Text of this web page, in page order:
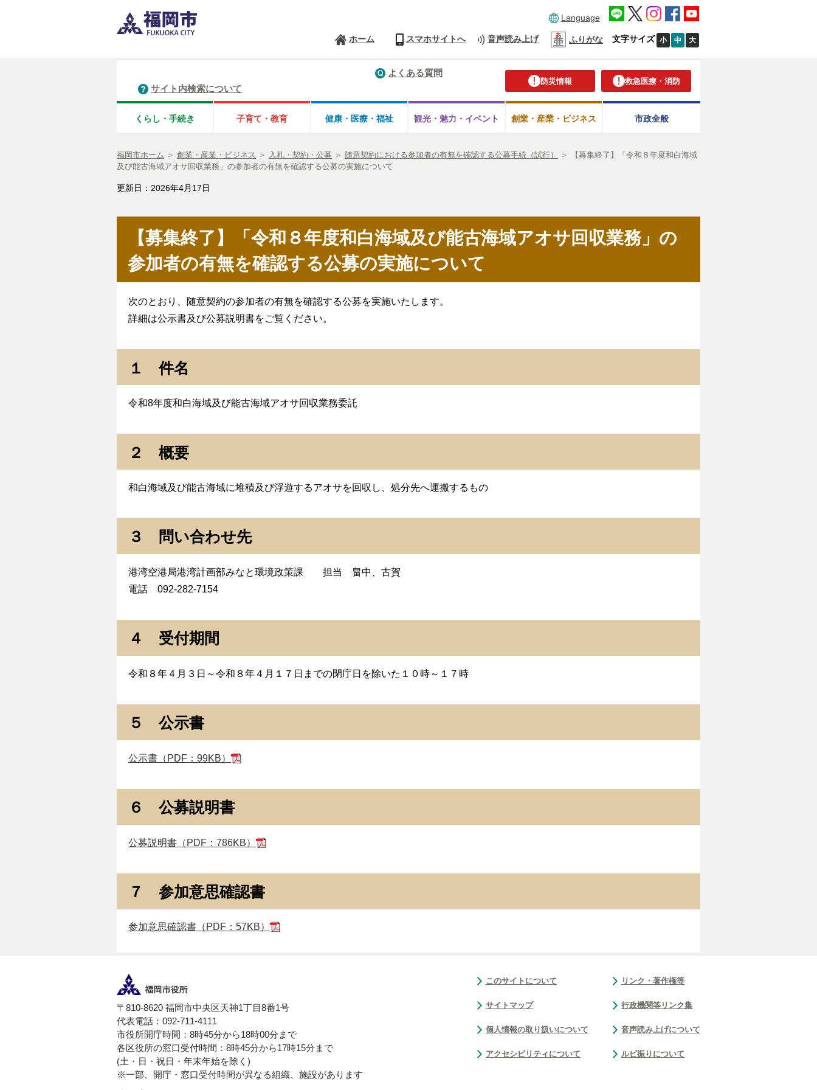
Language
ホーム スマホサイトへ 音声読み上げ ふりがな 文字サイズ 小 中 大
防災情報 救急医療・消防
よくある質問
サイト内検索について
くらし・手続き 子育て・教育 健康・医療・ 福祉 観光・魅力・ イベント 創業・産業・ビジネス 市政全般
福岡市ホーム ＞ 創業・産業・ビジネス ＞ 入札・契約・公募 ＞ 随意契約における参加者の有無を確認する公募手続（試行） ＞
【募集終了】「令和８年度和白海域
及び能古海域アオサ回収業務」の参加者の有無を確認する公募の実施について
更新日：2026年4月17日
【募集終了】「令和８年度和白海域及び能古海域アオサ回収業務」の
参加者の有無を確認する公募の実施について
次のとおり、随意契約の参加者の有無を確認する公募を実施いたします。
詳細は公示書及び公募説明書をご覧ください。
１ 件名
令和8年度和白海域及び能古海域アオサ回収業務委託
２ 概要
和白海域及び能古海域に堆積及び浮遊するアオサを回収し、処分先へ運搬するもの
３ 問い合わせ先
港湾空港局港湾計画部みなと環境政策課 担当 畠中、古賀
電話 092-282-7154
４ 受付期間
令和８年４月３日～令和８年４月１７日までの閉庁日を除いた１０時～１７時
５ 公示書
公示書（PDF：99KB）
６ 公募説明書
公募説明書（PDF：786KB）
７ 参加意思確認書
参加意思確認書（PDF：57KB）
〒810-8620 福岡市中央区天神1丁目8番1号
代表電話：092-711-4111
市役所開庁時間：8時45分から18時00分まで
各区役所の窓口受付時間：8時45分から17時15分まで
(土・日・祝日・年末年始を除く)
※一部、開庁・窓口受付時間が異なる組織、施設があります
このサイトについて
サイトマップ
個人情報の取り扱いについて
アクセシビリティについて
リンク・著作権等
行政機関等リンク集
音声読み上げについて
ルビ振りについて